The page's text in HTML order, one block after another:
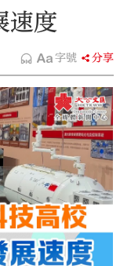
速度
字號 分享